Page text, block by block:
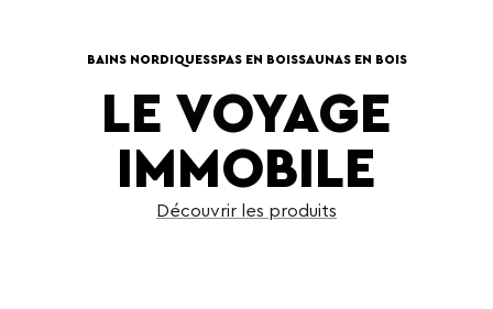
BAINS NORDIQUESSPAS EN BOISSAUNAS EN BOIS
LE VOYAGE
IMMOBILE
Découvrir les produits